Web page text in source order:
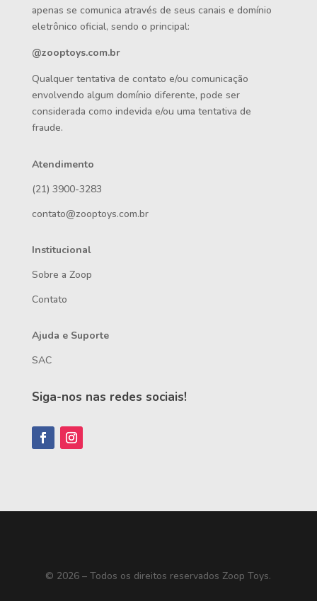
apenas se comunica através de seus canais e domínio
eletrônico oficial, sendo o principal:
@zooptoys.com.br
Qualquer tentativa de contato e/ou comunicação
envolvendo algum domínio diferente, pode ser
considerada como indevida e/ou uma tentativa de
fraude.
Atendimento
(21) 3900-3283
contato@zooptoys.com.br
Institucional
Sobre a Zoop
Contato
Ajuda e Suporte
SAC
Siga-nos nas redes sociais!
© 2026 – Todos os direitos reservados Zoop Toys.